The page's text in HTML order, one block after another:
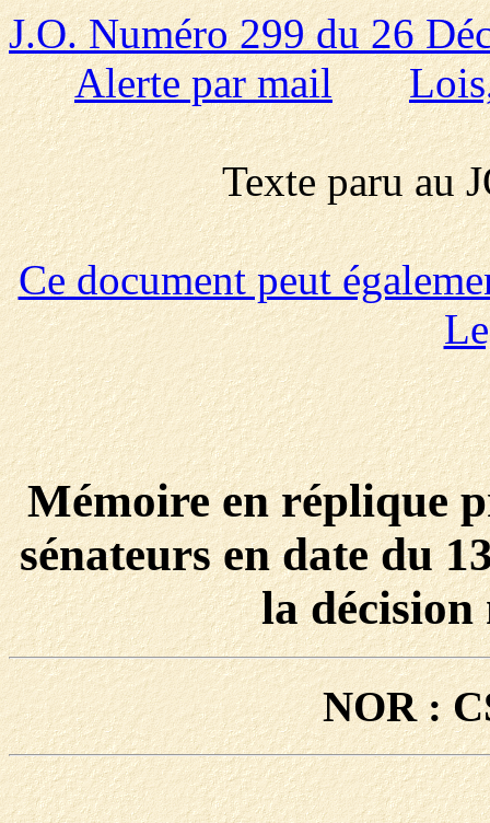
J.O. Numéro 299 du 26
Alerte par mail
Texte paru au
Ce document peut
Mémoire en réplique
sénateurs en date du
la décision
NOR :